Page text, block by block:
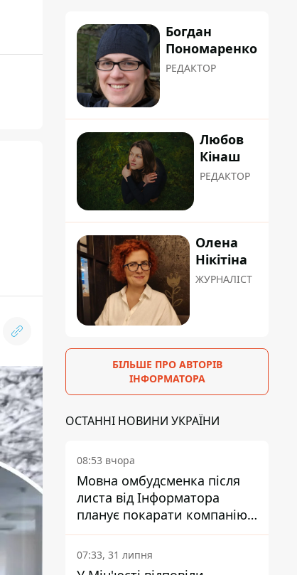
Богдан
Пономаренко
РЕДАКТОР
Любов
Кінаш
РЕДАКТОР
Олена
Нікітіна
ЖУРНАЛІСТ
БІЛЬШЕ ПРО АВТОРІВ
ІНФОРМАТОРА
ОСТАННІ НОВИНИ УКРАЇНИ
08:53 вчора
Мовна омбудсменка після
листа від Інформатора
планує покарати компанію-
підрядника ПриватБанку
07:33, 31 липня